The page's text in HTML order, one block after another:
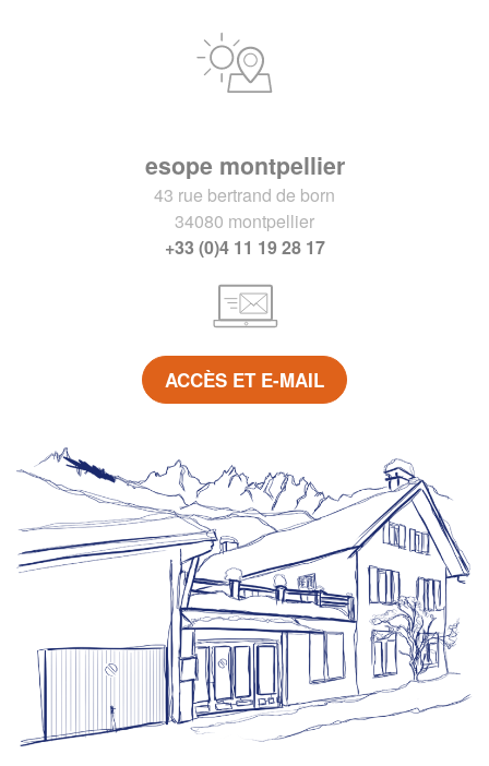
esope montpellier
43 rue bertrand de born
34080 montpellier
+33 (0)4 11 19 28 17
ACCÈS ET E-MAIL